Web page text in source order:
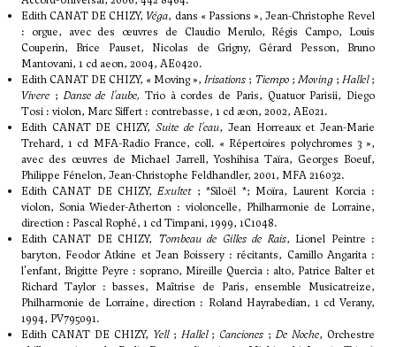
Edith CANAT DE CHIZY, Véga, dans « Passions », Jean-Christophe Revel
: orgue, avec des œuvres de Claudio Merulo, Régis Campo, Louis
Couperin, Brice Pauset, Nicolas de Grigny, Gérard Pesson, Bruno
Mantovani, 1 cd aeon, 2004, AE0420.
Edith CANAT DE CHIZY, « Moving », Irisations ; Tiempo ; Moving ; Hallel;
Vivere ; Danse de l'aube, Trio à cordes de Paris, Quatuor Parisii, Diego
Tosi : violon, Marc Siffert : contrebasse, 1 cd æon, 2002, AE021.
Edith CANAT DE CHIZY, Suite de l'eau, Jean Horreaux et Jean-Marie
Trehard, 1 cd MFA-Radio France, coll. « Répertoires polychromes 3 »,
avec des œuvres de Michael Jarrell, Yoshihisa Taïra, Georges Boeuf,
Philippe Fénelon, Jean-Christophe Feldhandler, 2001, MFA 216032.
Edith CANAT DE CHIZY,Exultet; *Siloël *; Moïra, Laurent Korcia :
violon, Sonia Wieder-Atherton : violoncelle, Philharmonie de Lorraine,
direction : Pascal Rophé, 1 cd Timpani, 1999, 1C1048.
Edith CANAT DE CHIZY, Tombeau de Gilles de Rais, Lionel Peintre :
baryton, Feodor Atkine et Jean Boissery : récitants, Camillo Angarita :
l'enfant, Brigitte Peyre : soprano, Mireille Quercia : alto, Patrice Balter et
Richard Taylor : basses, Maîtrise de Paris, ensemble Musicatreize,
Philharmonie de Lorraine, direction : Roland Hayrabedian, 1 cd Verany,
1994, PV795091.
Edith CANAT DE CHIZY, Yell; Hallel; Canciones ;De Noche, Orchestre